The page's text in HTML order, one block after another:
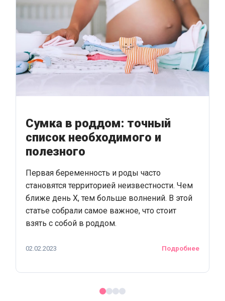
Сумка в роддом: точный
список необходимого и
полезного
Первая беременность и роды часто
становятся территорией неизвестности. Чем
ближе день Х, тем больше волнений. В этой
статье собрали самое важное, что стоит
взять с собой в роддом.
02.02.2023 Подробнее